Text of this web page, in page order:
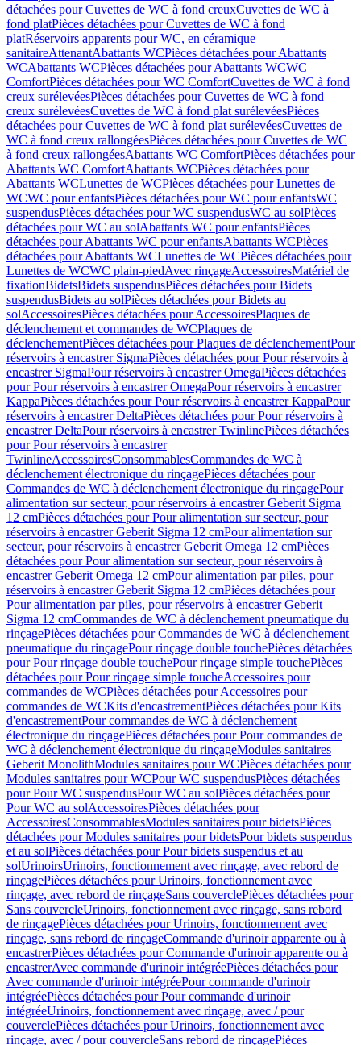
détachées pour Cuvettes de WC à fond creuxCuvettes de WC à
fond platPièces détachées pour Cuvettes de WC à fond
platRéservoirs apparents pour WC, en céramique
sanitaireAttenantAbattants WCPièces détachées pour Abattants
WCAbattants WCPièces détachées pour Abattants WCWC
ComfortPièces détachées pour WC ComfortCuvettes de WC à fond
creux surélevéesPièces détachées pour Cuvettes de WC à fond
creux surélevéesCuvettes de WC à fond plat surélevéesPièces
détachées pour Cuvettes de WC à fond plat surélevéesCuvettes de
WC à fond creux rallongéesPièces détachées pour Cuvettes de WC
à fond creux rallongéesAbattants WC ComfortPièces détachées pour
Abattants WC ComfortAbattants WCPièces détachées pour
Abattants WCLunettes de WCPièces détachées pour Lunettes de
WCWC pour enfantsPièces détachées pour WC pour enfantsWC
suspendusPièces détachées pour WC suspendusWC au solPièces
détachées pour WC au solAbattants WC pour enfantsPièces
détachées pour Abattants WC pour enfantsAbattants WCPièces
détachées pour Abattants WCLunettes de WCPièces détachées pour
Lunettes de WCWC plain-piedAvec rinçageAccessoiresMatériel de
fixationBidetsBidets suspendusPièces détachées pour Bidets
suspendusBidets au solPièces détachées pour Bidets au
solAccessoiresPièces détachées pour AccessoiresPlaques de
déclenchement et commandes de WCPlaques de
déclenchementPièces détachées pour Plaques de déclenchementPour
réservoirs à encastrer SigmaPièces détachées pour Pour réservoirs à
encastrer SigmaPour réservoirs à encastrer OmegaPièces détachées
pour Pour réservoirs à encastrer OmegaPour réservoirs à encastrer
KappaPièces détachées pour Pour réservoirs à encastrer KappaPour
réservoirs à encastrer DeltaPièces détachées pour Pour réservoirs à
encastrer DeltaPour réservoirs à encastrer TwinlinePièces détachées
pour Pour réservoirs à encastrer
TwinlineAccessoiresConsommablesCommandes de WC à
déclenchement électronique du rinçagePièces détachées pour
Commandes de WC à déclenchement électronique du rinçagePour
alimentation sur secteur, pour réservoirs à encastrer Geberit Sigma
12 cmPièces détachées pour Pour alimentation sur secteur, pour
réservoirs à encastrer Geberit Sigma 12 cmPour alimentation sur
secteur, pour réservoirs à encastrer Geberit Omega 12 cmPièces
détachées pour Pour alimentation sur secteur, pour réservoirs à
encastrer Geberit Omega 12 cmPour alimentation par piles, pour
réservoirs à encastrer Geberit Sigma 12 cmPièces détachées pour
Pour alimentation par piles, pour réservoirs à encastrer Geberit
Sigma 12 cmCommandes de WC à déclenchement pneumatique du
rinçagePièces détachées pour Commandes de WC à déclenchement
pneumatique du rinçagePour rinçage double touchePièces détachées
pour Pour rinçage double touchePour rinçage simple touchePièces
détachées pour Pour rinçage simple toucheAccessoires pour
commandes de WCPièces détachées pour Accessoires pour
commandes de WCKits d'encastrementPièces détachées pour Kits
d'encastrementPour commandes de WC à déclenchement
électronique du rinçagePièces détachées pour Pour commandes de
WC à déclenchement électronique du rinçageModules sanitaires
Geberit MonolithModules sanitaires pour WCPièces détachées pour
Modules sanitaires pour WCPour WC suspendusPièces détachées
pour Pour WC suspendusPour WC au solPièces détachées pour
Pour WC au solAccessoiresPièces détachées pour
AccessoiresConsommablesModules sanitaires pour bidetsPièces
détachées pour Modules sanitaires pour bidetsPour bidets suspendus
et au solPièces détachées pour Pour bidets suspendus et au
solUrinoirsUrinoirs, fonctionnement avec rinçage, avec rebord de
rinçagePièces détachées pour Urinoirs, fonctionnement avec
rinçage, avec rebord de rinçageSans couverclePièces détachées pour
Sans couvercleUrinoirs, fonctionnement avec rinçage, sans rebord
de rinçagePièces détachées pour Urinoirs, fonctionnement avec
rinçage, sans rebord de rinçageCommande d'urinoir apparente ou à
encastrerPièces détachées pour Commande d'urinoir apparente ou à
encastrerAvec commande d'urinoir intégréePièces détachées pour
Avec commande d'urinoir intégréePour commande d'urinoir
intégréePièces détachées pour Pour commande d'urinoir
intégréeUrinoirs, fonctionnement avec rinçage, avec / pour
couverclePièces détachées pour Urinoirs, fonctionnement avec
rinçage, avec / pour couvercleSans rebord de rinçagePièces